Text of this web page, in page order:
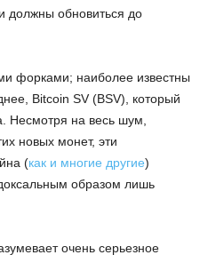
должны обновиться до
форками; наиболее известны
Bitcoin SV (BSV), который
Несмотря на весь шум,
новых монет, эти
(как и многие другие)
образом лишь
очень серьезное